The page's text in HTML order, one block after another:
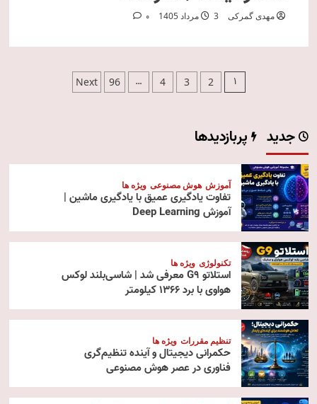
مهدی گمرکی 3 مرداد 1405 0
صفحه‌بندی
1
2
3
4
…
96
Next
جدید پربازدیدها
آموزش هوش مصنوعی ویژه ها
تفاوت یادگیری عمیق با یادگیری ماشین |
آموزش Deep Learning
تکنولوژی ویژه ها
استلاتو G9 معرفی شد | شاسی‌بلند لوکس
هواوی با برد ۱۳۶۶ کیلومتر
تنظیم مقررات ویژه ها
حکمرانی دیجیتال و آینده تنظیم‌گری
فناوری در عصر هوش مصنوعی